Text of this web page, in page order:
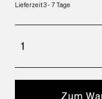
Lieferzeit 3 - 7 Tage
Zum